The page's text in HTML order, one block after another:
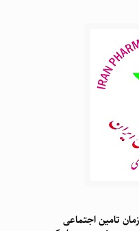
تامین اجتماعی